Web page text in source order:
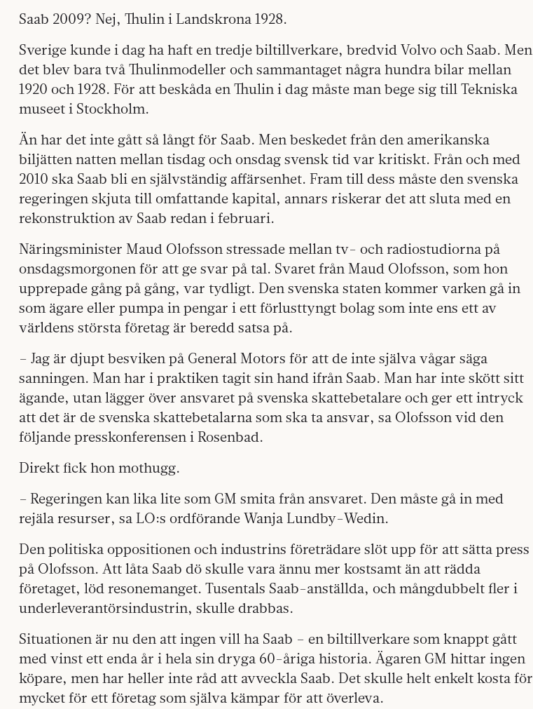
Saab 2009? Nej, Thulin i Landskrona 1928.
Sverige kunde i dag ha haft en tredje biltillverkare, bredvid Volvo och Saab. Men
det blev bara två Thulinmodeller och sammantaget några hundra bilar mellan
1920 och 1928. För att beskåda en Thulin i dag måste man bege sig till Tekniska
museet i Stockholm.
Än har det inte gått så långt för Saab. Men beskedet från den amerikanska
biljätten natten mellan tisdag och onsdag svensk tid var kritiskt. Från och med
2010 ska Saab bli en självständig affärsenhet. Fram till dess måste den svenska
regeringen skjuta till omfattande kapital, annars riskerar det att sluta med en
rekonstruktion av Saab redan i februari.
Näringsminister Maud Olofsson stressade mellan tv- och radiostudiorna på
onsdagsmorgonen för att ge svar på tal. Svaret från Maud Olofsson, som hon
upprepade gång på gång, var tydligt. Den svenska staten kommer varken gå in
som ägare eller pumpa in pengar i ett förlusttyngt bolag som inte ens ett av
världens största företag är beredd satsa på.
– Jag är djupt besviken på General Motors för att de inte själva vågar säga
sanningen. Man har i praktiken tagit sin hand ifrån Saab. Man har inte skött sitt
ägande, utan lägger över ansvaret på svenska skattebetalare och ger ett intryck
att det är de svenska skattebetalarna som ska ta ansvar, sa Olofsson vid den
följande presskonferensen i Rosenbad.
Direkt fick hon mothugg.
– Regeringen kan lika lite som GM smita från ansvaret. Den måste gå in med
rejäla resurser, sa LO:s ordförande Wanja Lundby-Wedin.
Den politiska oppositionen och industrins företrädare slöt upp för att sätta press
på Olofsson. Att låta Saab dö skulle vara ännu mer kostsamt än att rädda
företaget, löd resonemanget. Tusentals Saab-anställda, och mångdubbelt fler i
underleverantörsindustrin, skulle drabbas.
Situationen är nu den att ingen vill ha Saab – en biltillverkare som knappt gått
med vinst ett enda år i hela sin dryga 60-åriga historia. Ägaren GM hittar ingen
köpare, men har heller inte råd att avveckla Saab. Det skulle helt enkelt kosta för
mycket för ett företag som själva kämpar för att överleva.